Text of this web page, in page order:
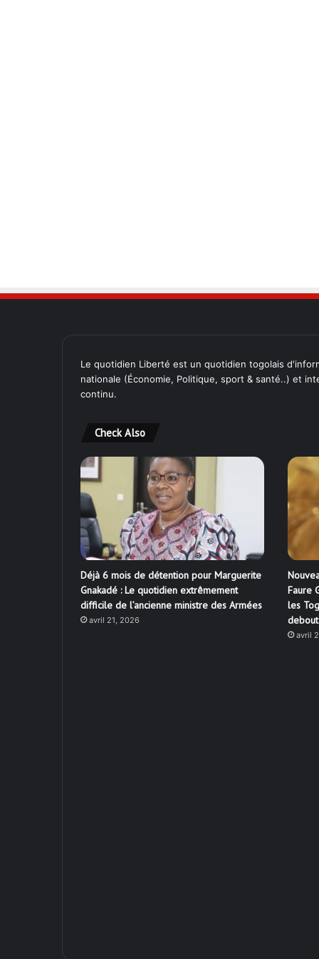
Le quotidien Liberté est un quotidien togolais
nationale (Économie, Politique, sport & santé..) et
continu.
Check Also
Déjà 6 mois de détention pour Marguerite
Gnakadé : Le quotidien extrêmement
difficile de l’ancienne ministre des Armées
avril 21, 2026
Faure
les
debout
avril